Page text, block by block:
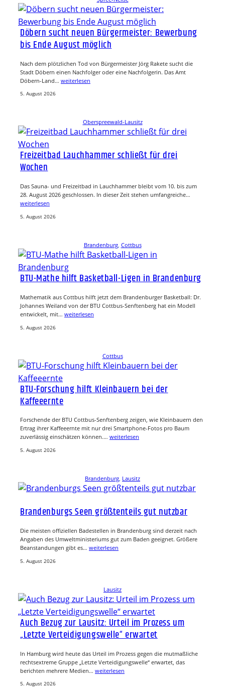
Döbern sucht neuen Bürgermeister: Bewerbung
bis Ende August möglich
Nach dem plötzlichen Tod von Bürgermeister Jörg Rakete sucht die
Stadt Döbern einen Nachfolger oder eine Nachfolgerin. Das Amt
Döbern-Land… weiterlesen
5. August 2026
Oberspreewald-Lausitz
Freizeitbad Lauchhammer schließt für drei
Wochen
Das Sauna- und Freizeitbad in Lauchhammer bleibt vom 10. bis zum
28. August 2026 geschlossen. In dieser Zeit stehen umfangreiche…
weiterlesen
5. August 2026
Brandenburg, Cottbus
BTU-Mathe hilft Basketball-Ligen in Brandenburg
Mathematik aus Cottbus hilft jetzt dem Brandenburger Basketball: Dr.
Johannes Weiland von der BTU Cottbus-Senftenberg hat ein Modell
entwickelt, mit… weiterlesen
5. August 2026
Cottbus
BTU-Forschung hilft Kleinbauern bei der
Kaffeeernte
Forschende der BTU Cottbus-Senftenberg zeigen, wie Kleinbauern den
Ertrag ihrer Kaffeeernte mit nur drei Smartphone-Fotos pro Baum
zuverlässig einschätzen können.… weiterlesen
5. August 2026
Brandenburg, Lausitz
Brandenburgs Seen größtenteils gut nutzbar
Die meisten offiziellen Badestellen in Brandenburg sind derzeit nach
Angaben des Umweltministeriums gut zum Baden geeignet. Größere
Beanstandungen gibt es… weiterlesen
5. August 2026
Lausitz
Auch Bezug zur Lausitz: Urteil im Prozess um
„Letzte Verteidigungswelle“ erwartet
In Hamburg wird heute das Urteil im Prozess gegen die mutmaßliche
rechtsextreme Gruppe „Letzte Verteidigungswelle“ erwartet, das
berichten mehrere Medien… weiterlesen
5. August 2026